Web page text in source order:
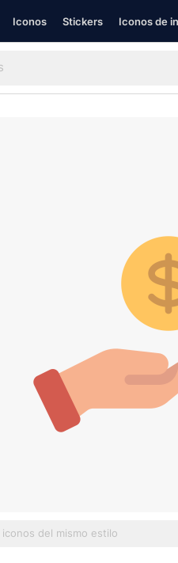
Iconos Stickers Iconos de